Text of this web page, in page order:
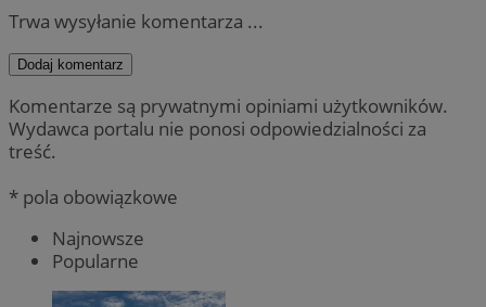
Trwa wysyłanie komentarza ...
Dodaj komentarz
Komentarze są prywatnymi opiniami użytkowników.
Wydawca portalu nie ponosi odpowiedzialności za
treść.
* pola obowiązkowe
Najnowsze
Popularne